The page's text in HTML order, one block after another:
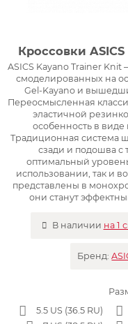
Кроссовки ASICS
ASICS Kayano Trainer
смоделированных на
Gel-Kayano и
Переосмысленная
эластичной
особенность в виде
Традиционная система
сзади и подошва с
оптимальный
использовании, так и
представлены в
они станут
В наличии на 1
Бренд:
5.5 US (36.5 RU)